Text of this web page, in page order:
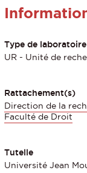
Type de laboratoire
UR - Unité de
Rattachement(s)
Direction de la
Faculté de Droit
Tutelle
Université Jean